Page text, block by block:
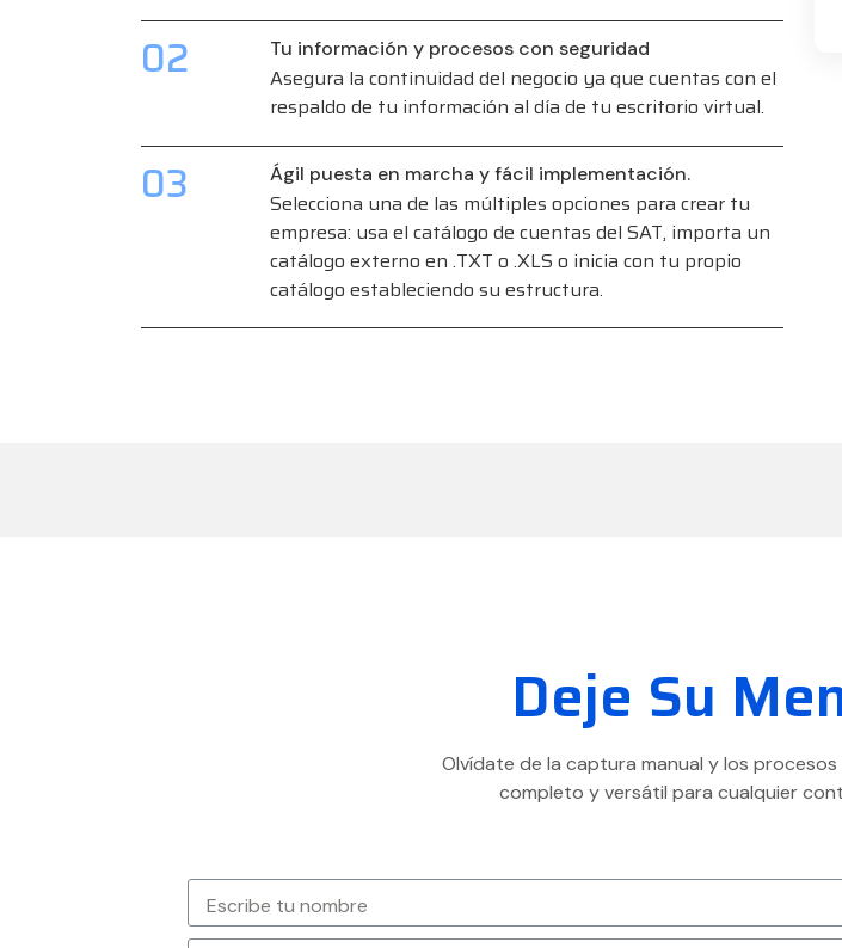
02 Tu información y procesos con seguridad
Asegura la continuidad del negocio ya que cuentas con el
respaldo de tu información al día de tu escritorio virtual.
03 Ágil puesta en marcha y fácil implementación.
Selecciona una de las múltiples opciones para crear tu
empresa: usa el catálogo de cuentas del SAT, importa un
catálogo externo en .TXT o .XLS o inicia con tu propio
catálogo estableciendo su estructura.
Deje Su
Olvídate de la captura manual y los
completo y versátil para cualquier